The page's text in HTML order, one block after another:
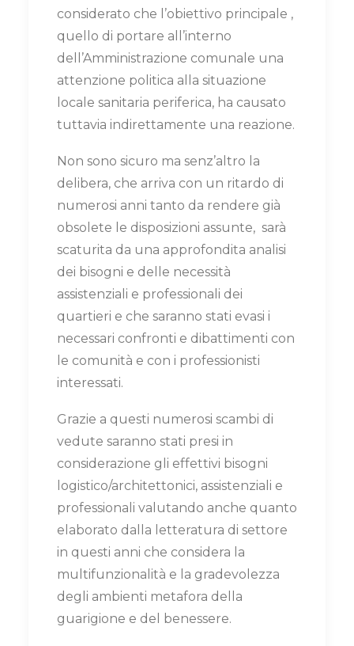
considerato che l’obiettivo principale ,
quello di portare all’interno
dell’Amministrazione comunale una
attenzione politica alla situazione
locale sanitaria periferica, ha causato
tuttavia indirettamente una reazione.
Non sono sicuro ma senz’altro la
delibera, che arriva con un ritardo di
numerosi anni tanto da rendere già
obsolete le disposizioni assunte, sarà
scaturita da una approfondita analisi
dei bisogni e delle necessità
assistenziali e professionali dei
quartieri e che saranno stati evasi i
necessari confronti e dibattimenti con
le comunità e con i professionisti
interessati.
Grazie a questi numerosi scambi di
vedute saranno stati presi in
considerazione gli effettivi bisogni
logistico/architettonici, assistenziali e
professionali valutando anche quanto
elaborato dalla letteratura di settore
in questi anni che considera la
multifunzionalità e la gradevolezza
degli ambienti metafora della
guarigione e del benessere.